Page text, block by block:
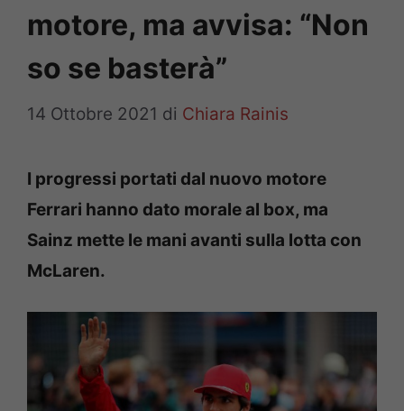
motore, ma avvisa: “Non
so se basterà”
14 Ottobre 2021 di Chiara Rainis
I progressi portati dal nuovo motore
Ferrari hanno dato morale al box, ma
Sainz mette le mani avanti sulla lotta con
McLaren.